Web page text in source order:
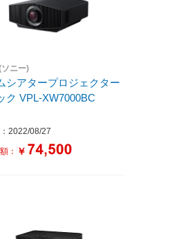
ニー)
シアタープロジェクター
ク VPL-XW7000BC
2022/08/27
： ￥